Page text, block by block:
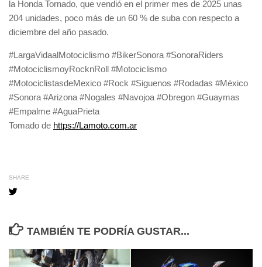
la Honda Tornado, que vendió en el primer mes de 2025 unas
204 unidades, poco más de un 60 % de suba con respecto a
diciembre del año pasado.
#LargaVidaalMotociclismo #BikerSonora #SonoraRiders
#MotociclismoyRocknRoll #Motociclismo
#MotociclistasdeMexico #Rock #Siguenos #Rodadas #México
#Sonora #Arizona #Nogales #Navojoa #Obregon #Guaymas
#Empalme #AguaPrieta
Tomado de https://Lamoto.com.ar
SHARE
TAMBIÉN TE PODRÍA GUSTAR...